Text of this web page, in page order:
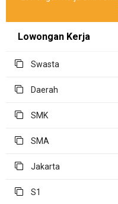
Lowongan Kerja
Swasta
Daerah
SMK
SMA
Jakarta
S1